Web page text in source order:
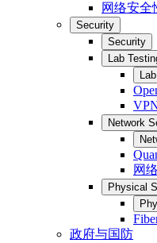
网络安全
Security
Security
Lab
Network
网
Physical
政府与国防